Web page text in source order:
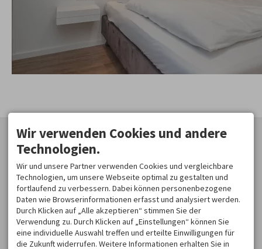
KONTAKT
Trail Hotel Oberstaufen
Bgm.-Hertlein-Str. 1
87534 Oberstaufen
DEUTSCHLAND
Tel.+49 8386 707 30 10
info@trail-hotels.com
WERDE TEAMMITGLIED!
Newsletter
Wir verwenden Cookies und andere
Technologien.
Wir und unsere Partner verwenden Cookies und vergleichbare
Technologien, um unsere Webseite optimal zu gestalten und
fortlaufend zu verbessern. Dabei können personenbezogene
Daten wie Browserinformationen erfasst und analysiert werden.
Durch Klicken auf „Alle akzeptieren“ stimmen Sie der
Verwendung zu. Durch Klicken auf „Einstellungen“ können Sie
eine individuelle Auswahl treffen und erteilte Einwilligungen für
die Zukunft widerrufen. Weitere Informationen erhalten Sie in